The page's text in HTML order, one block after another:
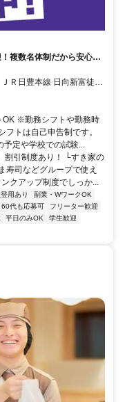
複数名体制だから安心し
Ｒ日豊本線 日向新富徒歩
鍋駅徒歩13分
※勤務シフトや勤務時
トは自己申告制です。
予定や学校での試験...
割引制度あり！ └すき家の
寿司などグループで使え
クアップ制度でしっか...
用あり
副業・WワークOK
60代も応募可
フリーター歓迎
平日のみOK
学生歓迎